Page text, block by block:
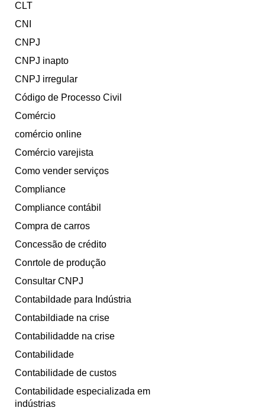
CLT
CNI
CNPJ
CNPJ inapto
CNPJ irregular
Código de Processo Civil
Comércio
comércio online
Comércio varejista
Como vender serviços
Compliance
Compliance contábil
Compra de carros
Concessão de crédito
Conrtole de produção
Consultar CNPJ
Contabildade para Indústria
Contabildiade na crise
Contabilidadde na crise
Contabilidade
Contabilidade de custos
Contabilidade especializada em
indústrias